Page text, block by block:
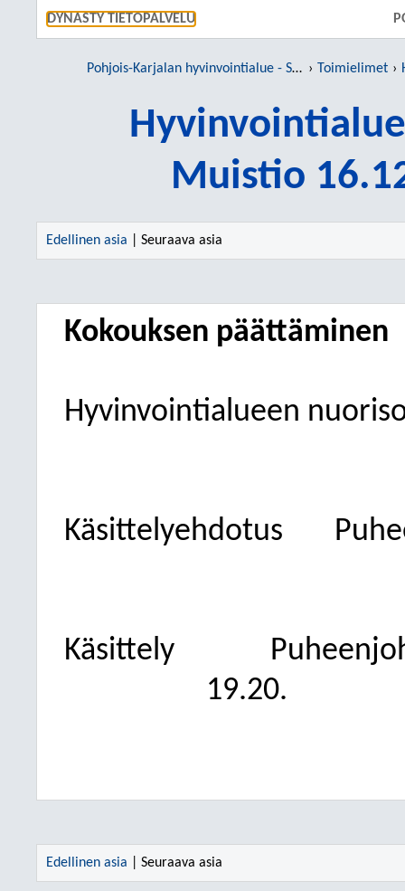
DYNASTY TIETOPALVELU SIIRRY
Pohjois-Karjalan hyvinvointialue - Siun sote Toimielimet
Muistio
Edellinen asia | Seuraava asia
Kokouksen päättäminen
Hyvinvointialueen
Käsittelyehdotus
Käsittely
19.20.
Edellinen asia | Seuraava asia